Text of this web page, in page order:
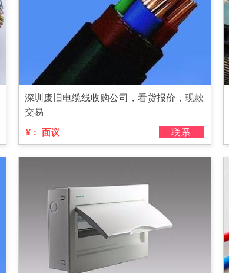
深圳废旧电缆线收购公司，看货报价，现款
交易
¥： 面议 联系